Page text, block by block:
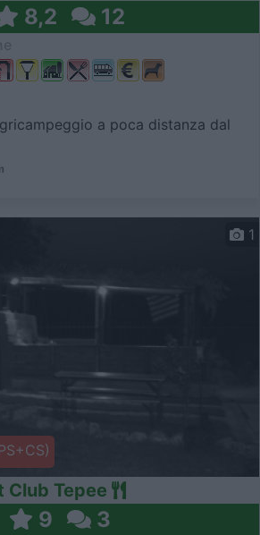
8,2 12
a poca distanza dal
1
Club Tepee
9 3